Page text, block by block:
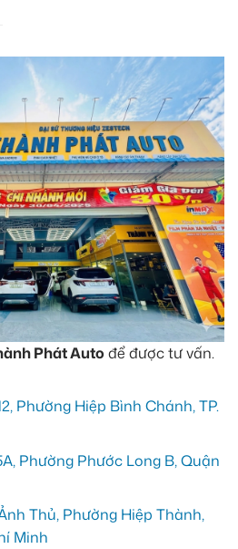
Phát Auto để được tư vấn.
Phường Hiệp Bình Chánh, TP.
Phường Phước Long B, Quận
Thủ, Phường Hiệp Thành,
Minh